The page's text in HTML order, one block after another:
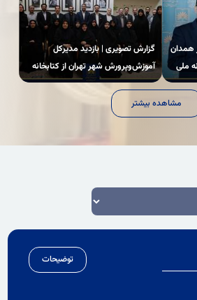
همدان
ملی
گزارش تصویری | بازدید مدیرکل
آموزش‌وپرورش شهر تهران از کتابخانه
ملی
مشاهده بیشتر
توضیحات